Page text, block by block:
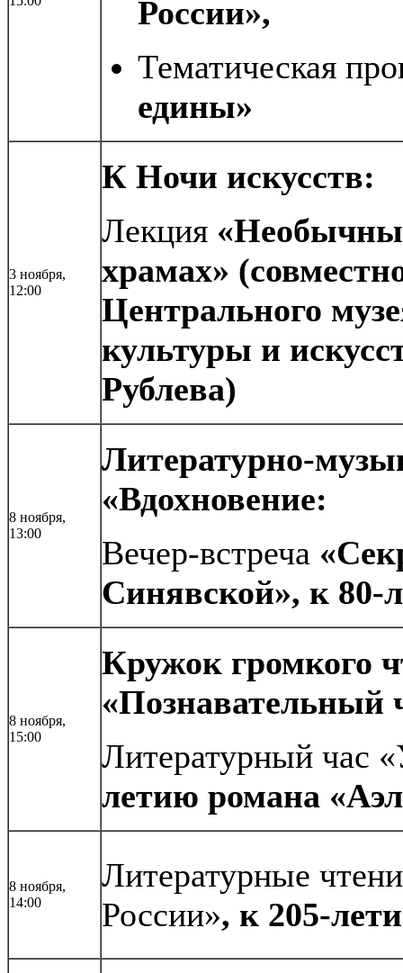
России»,
Тематическая
едины»
3 ноября,
12:00
К Ночи искусств:
Лекция
храмах»
Центрального
культуры и
Рублева)
8 ноября,
13:00
Литературно-
«Вдохновение:
Вечер-встреча
Синявской», к 80-
8 ноября,
15:00
Кружок громкого
«Познавательный
Литературный час
летию романа
8 ноября,
14:00
Литературные
России», к 205-